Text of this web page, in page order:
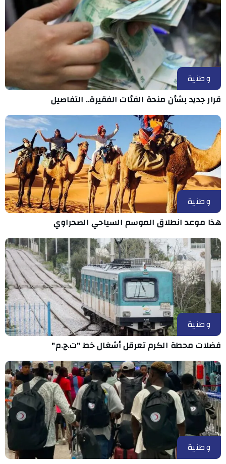
وطنية
قرار جديد بشأن منحة الفئات الفقيرة.. التفاصيل
وطنية
هذا موعد انطلاق الموسم السياحي الصحراوي
وطنية
فضلات محطة الكرم تعرقل أشغال خط "ت.ج.م"
وطنية